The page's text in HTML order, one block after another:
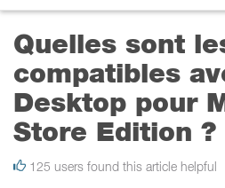
Quelles sont
compatibles
Desktop pour
Store Edition ?
125 users found this article helpful